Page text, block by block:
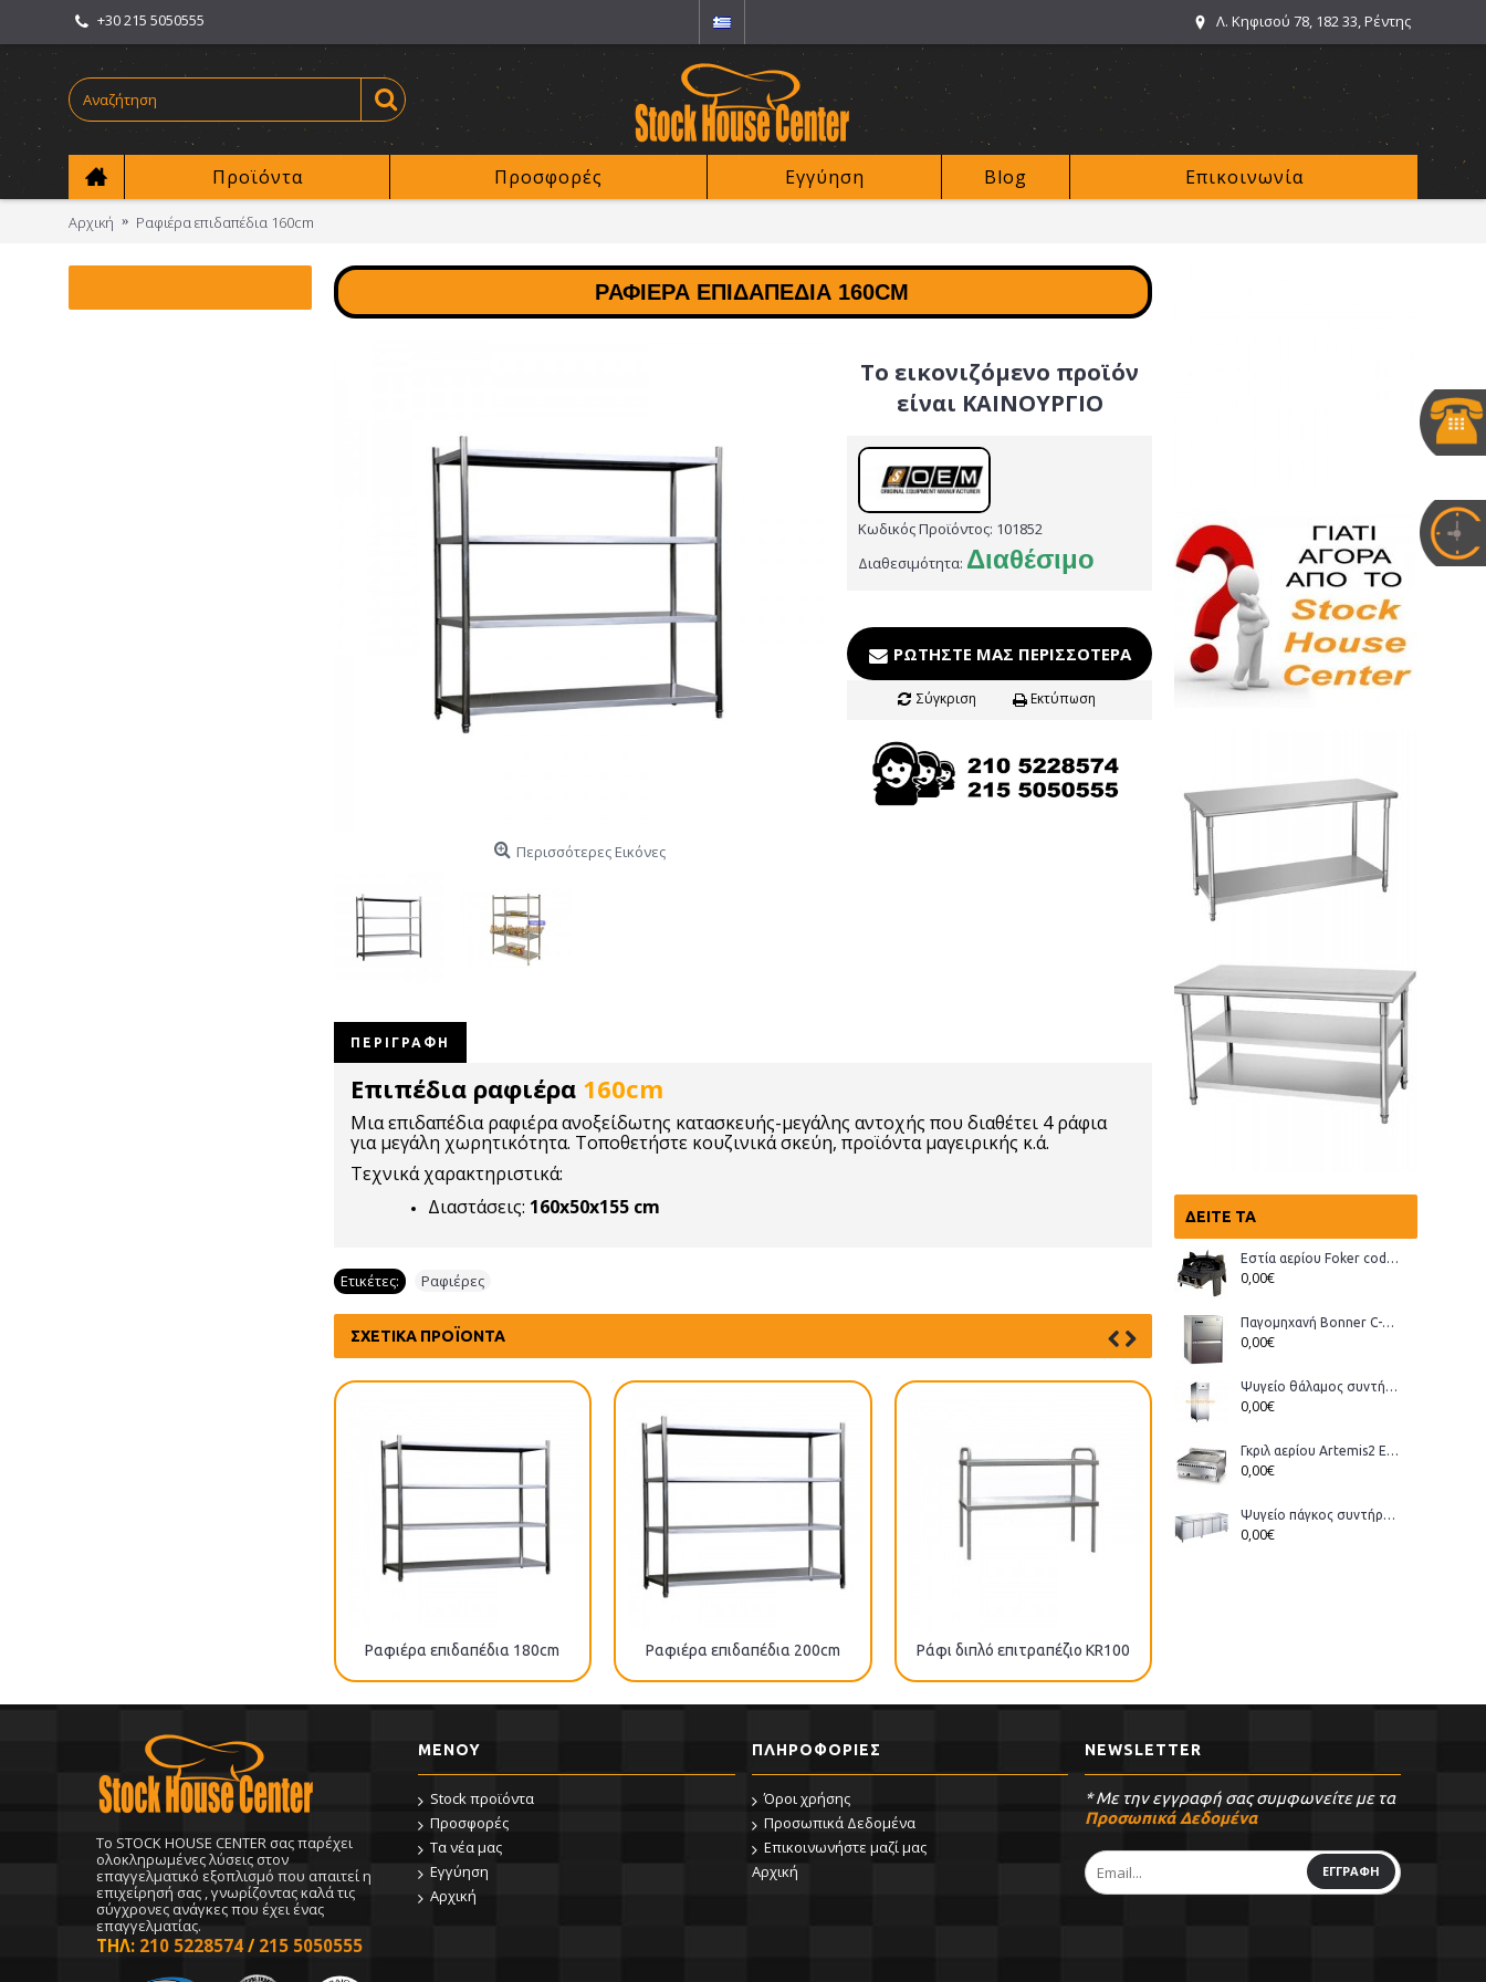
+30 215 5050555 Λ. Κηφισού 78, 182 33, Ρέντης
Προϊόντα Προσφορές Εγγύηση Blog Επικοινωνία
Αρχική Ραφιέρα επιδαπέδια 160cm
ΔΕΊΤΕ ΤΑ
Εστία αερίου Foker cod.03200 Wok
0,00€
Παγομηχανή Bonner C-70, Ανάδευσης (παγάκι με τρύπα)
0,00€
Ψυγείο θάλαμος συντήρηση Bonner GMT-70
0,00€
Γκριλ αερίου Artemis2 ECO
0,00€
Ψυγείο πάγκος συντήρηση Bonner GM-400 διάστ.223x70x86cm
0,00€
ΡΑΦΙΈΡΑ ΕΠΙΔΑΠΈΔΙΑ 160CM
Περισσότερες Εικόνες
Το εικονιζόμενο προϊόν
είναι ΚΑΙΝΟΥΡΓΙΟ
Κωδικός Προϊόντος: 101852
Διαθεσιμότητα: Διαθέσιμο
ΡΩΤΉΣΤΕ ΜΑΣ ΠΕΡΙΣΣΌΤΕΡΑ
Σύγκριση Εκτύπωση
ΠΕΡΙΓΡΑΦΉ
Επιπέδια ραφιέρα 160cm
Μια επιδαπέδια ραφιέρα ανοξείδωτης κατασκευής-μεγάλης αντοχής που διαθέτει 4 ράφια
για μεγάλη χωρητικότητα. Τοποθετήστε κουζινικά σκεύη, προϊόντα μαγειρικής κ.ά.
Τεχνικά χαρακτηριστικά:
Διαστάσεις: 160x50x155 cm
Ετικέτες: Ραφιέρες
ΣΧΕΤΙΚΆ ΠΡΟΪΌΝΤΑ
Ραφιέρα επιδαπέδια 180cm Ραφιέρα επιδαπέδια 200cm Ράφι διπλό επιτραπέζιο KR100
To STOCK HOUSE CENTER σας παρέχει
ολοκληρωμένες λύσεις στον
επαγγελματικό εξοπλισμό που απαιτεί η
επιχείρησή σας , γνωρίζοντας καλά τις
σύγχρονες ανάγκες που έχει ένας
επαγγελματίας.
ΤΗΛ: 210 5228574 / 215 5050555
ΜΕΝΟΥ
Stock προϊόντα
Προσφορές
Τα νέα μας
Εγγύηση
Αρχική
ΠΛΗΡΟΦΟΡΊΕΣ
Όροι χρήσης
Προσωπικά Δεδομένα
Επικοινωνήστε μαζί μας
Αρχική
NEWSLETTER
* Με την εγγραφή σας συμφωνείτε με τα
Προσωπικά Δεδομένα
ΕΓΓΡΑΦΗ